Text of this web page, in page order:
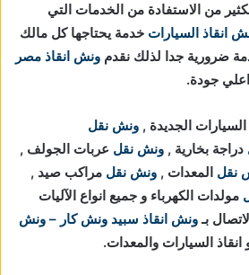
من الاستفادة من الخدمات التي
انقاذ السيارات خدمة يحتاجها كل مالك
ضرورية جدا لذلك نقدم ونش انقاذ مصر
جودة.
الجديدة , ونش نقل
دراجة بخارية , ونش نقل عربات الجولف ,
نقل المعدات , ونش نقل مراكب صيد ,
مولدات الكهرباء و جميع انواع الآليات
بـونش انقاذ سبيد ونش كار – ونش
انقاذ السيارات والمعدات.